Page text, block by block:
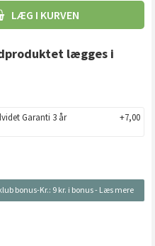
LÆG I KURVEN
lægges i
Garanti 3 år +7,00
bonus-Kr.: 9 kr. i bonus- Læs mere